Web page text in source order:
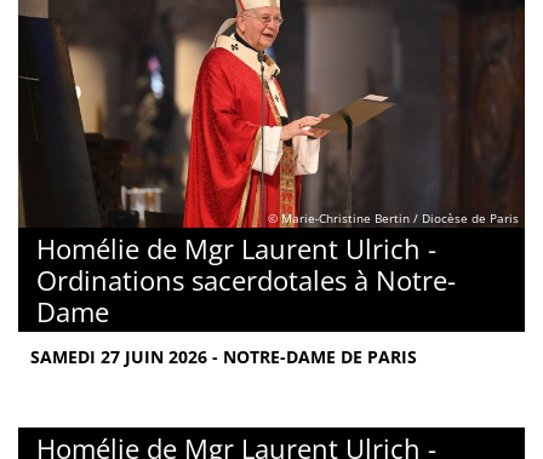
© Marie-Christine Bertin / Diocèse de Paris
Homélie de Mgr Laurent Ulrich -
Ordinations sacerdotales à Notre-
Dame
SAMEDI 27 JUIN 2026 - NOTRE-DAME DE PARIS
Homélie de Mgr Laurent Ulrich -